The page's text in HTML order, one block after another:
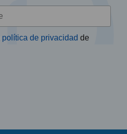
política de privacidad de